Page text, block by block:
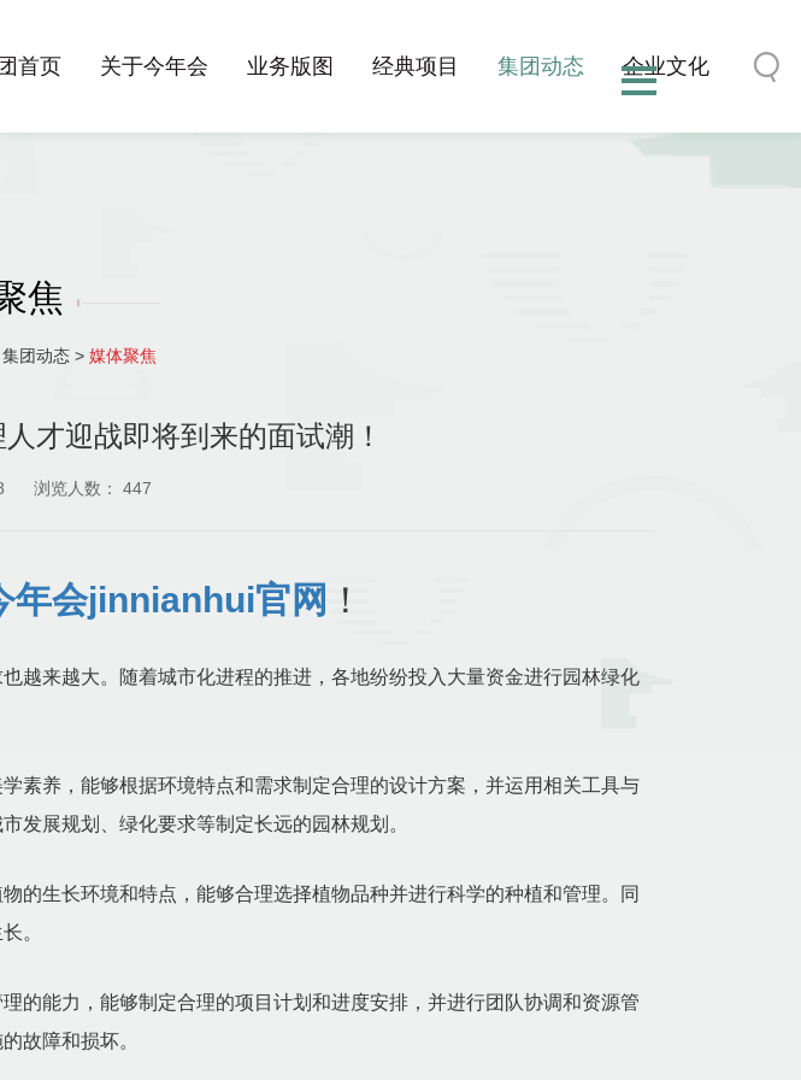
首页 关于今年会 业务版图 经典项目 集团动态 企业文化
焦
集团动态 > 媒体聚焦
才迎战即将到来的面试潮！
浏览人数： 447
年会jinnianhui官网 ！
越来越大。随着城市化进程的推进，各地纷纷投入大量资金进行园林绿化
素养，能够根据环境特点和需求制定合理的设计方案，并运用相关工具与
发展规划、绿化要求等制定长远的园林规划。
的生长环境和特点，能够合理选择植物品种并进行科学的种植和管理。同
。
的能力，能够制定合理的项目计划和进度安排，并进行团队协调和资源管
故障和损坏。